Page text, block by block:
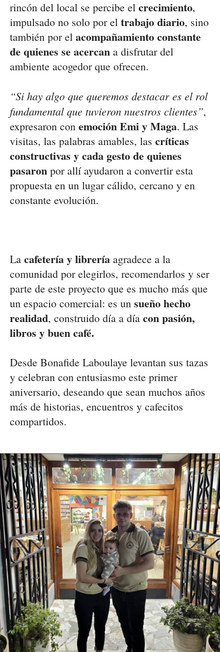
rincón del local se percibe el crecimiento,
impulsado no solo por el trabajo diario, sino
también por el acompañamiento constante
de quienes se acercan a disfrutar del
ambiente acogedor que ofrecen.
“Si hay algo que queremos destacar es el rol
fundamental que tuvieron nuestros clientes”,
expresaron con emoción Emi y Maga. Las
visitas, las palabras amables, las críticas
constructivas y cada gesto de quienes
pasaron por allí ayudaron a convertir esta
propuesta en un lugar cálido, cercano y en
constante evolución.
La cafetería y librería agradece a la
comunidad por elegirlos, recomendarlos y ser
parte de este proyecto que es mucho más que
un espacio comercial: es un sueño hecho
realidad, construido día a día con pasión,
libros y buen café.
Desde Bonafide Laboulaye levantan sus tazas
y celebran con entusiasmo este primer
aniversario, deseando que sean muchos años
más de historias, encuentros y cafecitos
compartidos.